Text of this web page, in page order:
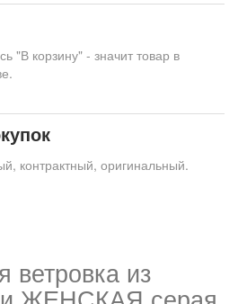
"В корзину" - значит товар в
контрактный, оригинальный.
ветровка из